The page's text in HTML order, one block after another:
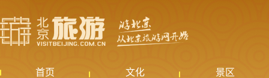
首页 文化 景区